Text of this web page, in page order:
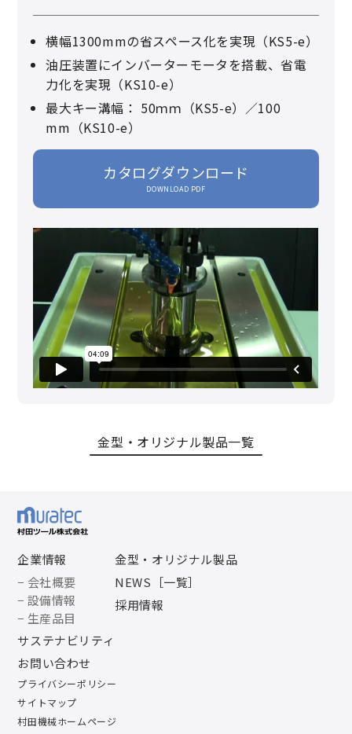
横幅1300mmの省スペース化を実現（KS5-e）
油圧装置にインバーターモータを搭載、省電
力化を実現（KS10-e）
最大キー溝幅： 50ｍｍ（KS5-e）／100
mm（KS10-e）
カタログダウンロード
DOWNLOAD PDF
金型・オリジナル製品一覧
企業情報
− 会社概要
− 設備情報
− 生産品目
サステナビリティ
金型・オリジナル製品
NEWS［一覧］
採用情報
お問い合わせ
プライバシーポリシー
サイトマップ
村田機械ホームページ